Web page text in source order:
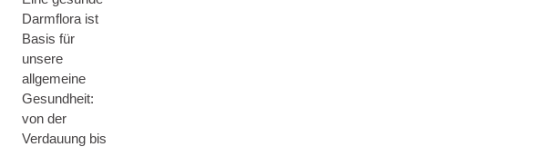
Darmflora ist
Basis für
unsere
allgemeine
Gesundheit:
von der
Verdauung bis